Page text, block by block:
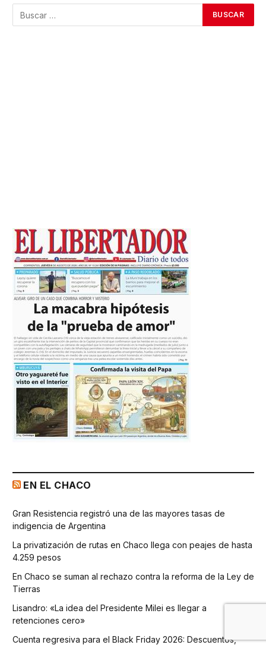
EN EL CHACO
Gran Resistencia registró una de las mayores tasas de
indigencia de Argentina
La privatización de rutas en Chaco llega con peajes de hasta
4.259 pesos
En Chaco se suman al rechazo contra la reforma de la Ley de
Tierras
Lisandro: «La idea del Presidente Milei es llegar a
retenciones cero»
Cuenta regresiva para el Black Friday 2026: Descuentos,